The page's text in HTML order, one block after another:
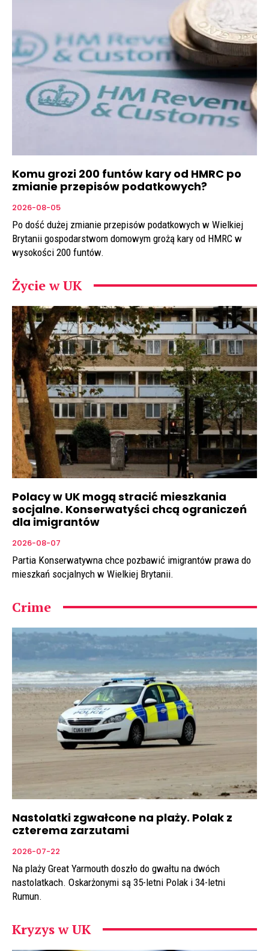
Komu grozi 200 funtów kary od HMRC po
zmianie przepisów podatkowych?
2026-08-05
Po dość dużej zmianie przepisów podatkowych w Wielkiej
Brytanii gospodarstwom domowym grożą kary od HMRC w
wysokości 200 funtów.
Życie w UK
Polacy w UK mogą stracić mieszkania
socjalne. Konserwatyści chcą ograniczeń
dla imigrantów
2026-08-07
Partia Konserwatywna chce pozbawić imigrantów prawa do
mieszkań socjalnych w Wielkiej Brytanii.
Crime
Nastolatki zgwałcone na plaży. Polak z
czterema zarzutami
2026-07-22
Na plaży Great Yarmouth doszło do gwałtu na dwóch
nastolatkach. Oskarżonymi są 35-letni Polak i 34-letni
Rumun.
Kryzys w UK